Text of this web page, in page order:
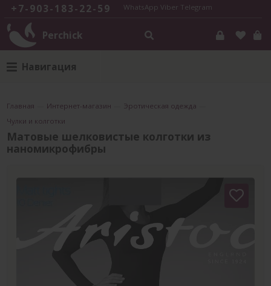
+7-903-183-22-59 WhatsApp Viber Telegram
Perchick
Навигация
Главная Интернет-магазин Эротическая одежда
Чулки и колготки
Матовые шелковистые колготки из
наномикрофибры